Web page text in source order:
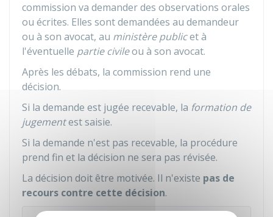
commission va demander des observations orales
ou écrites. Elles sont demandées au demandeur
ou à son avocat, au ministère publicet à
l'éventuelle partie civileou à son avocat.
Après les débats, la commission rend une
décision.
Si la demande est jugée recevable, la formation de
jugementest saisie.
Si la demande n'est pas recevable, la procédure
prend fin et la décision ne sera pas révisée.
La décision doit être motivée. Il n'existe pas de
recours contre cette décision.